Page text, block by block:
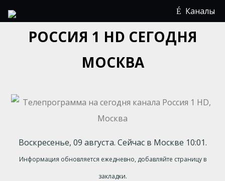
Каналы
РОССИЯ 1 HD СЕГОДНЯ
МОСКВА
Воскресенье, 09 августа. Сейчас в Москве 10:01.
Информация обновляется ежедневно, добавляйте страницу в
закладки.